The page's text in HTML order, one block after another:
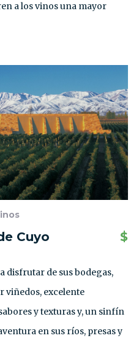
a los vinos una mayor
Cuyo $
disfrutar de sus bodegas,
viñedos, excelente
y texturas y, un sinfín
en sus ríos, presas y